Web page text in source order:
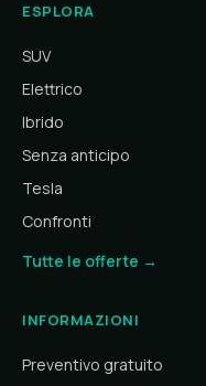
ESPLORA
SUV
Elettrico
Ibrido
Senza anticipo
Tesla
Confronti
Tutte le offerte →
INFORMAZIONI
Preventivo gratuito